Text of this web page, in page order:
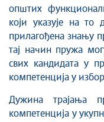
општих
који указује на то
прилагођена знању
тај начин пружа
свих кандидата у
компетенција у
Дужина трајања
компетенција у